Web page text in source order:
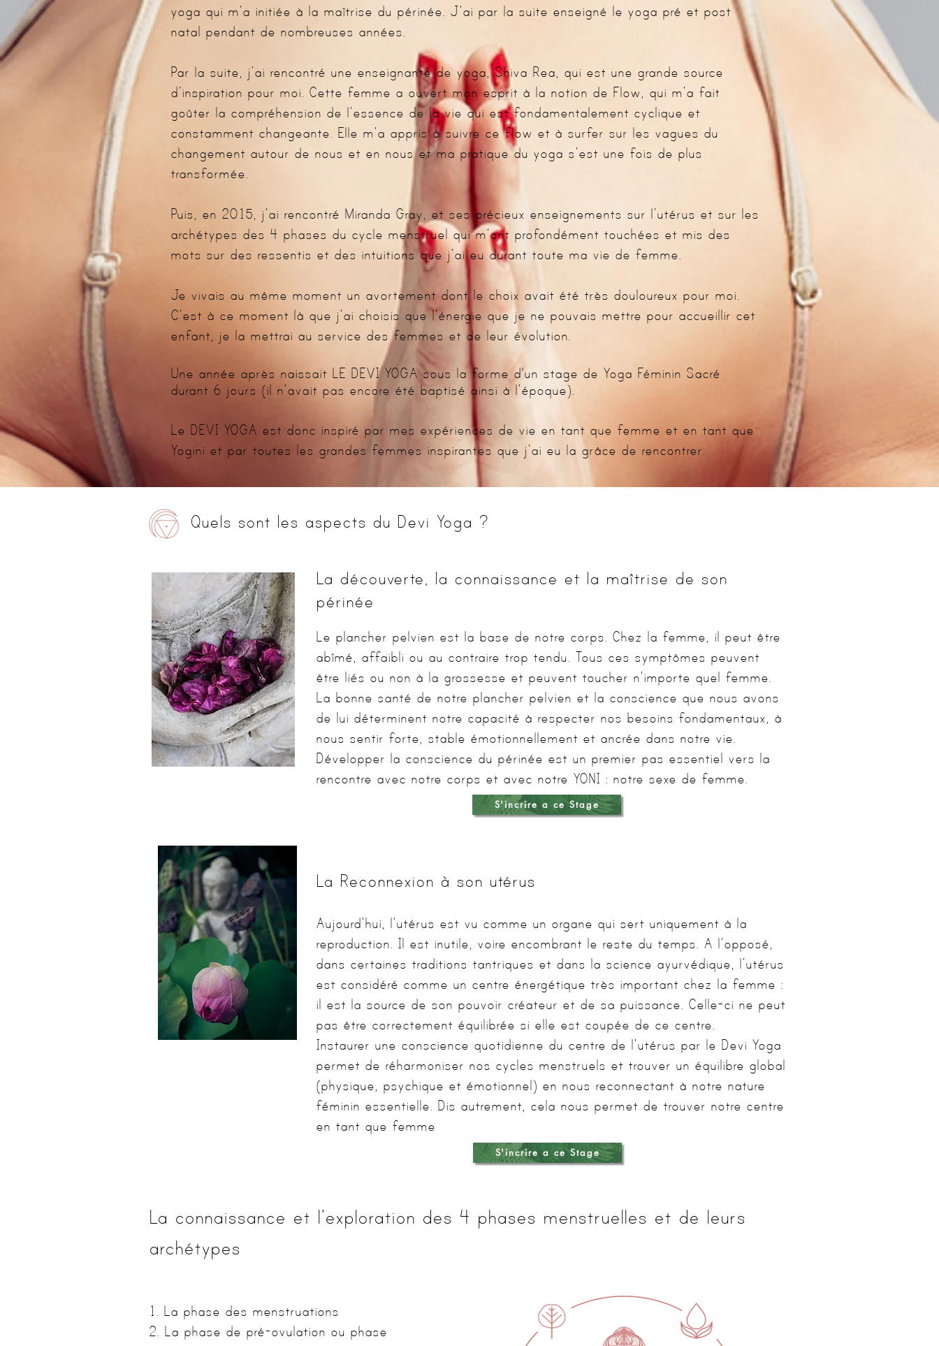
yoga qui m’a initiée à la maîtrise du périnée. J’ai par la suite enseigné le yoga pré et post
natal pendant de nombreuses années.
Par la suite, j’ai rencontré une enseignante de yoga, Shiva Rea, qui est une grande source
d’inspiration pour moi. Cette femme a ouvert mon esprit à la notion de Flow, qui m’a fait
goûter la compréhension de l’essence de la vie qui est fondamentalement cyclique et
constamment changeante. Elle m’a appris à suivre ce flow et à surfer sur les vagues du
changement autour de nous et en nous et ma pratique du yoga s’est une fois de plus
transformée.
Puis, en 2015, j’ai rencontré Miranda Gray, et ses précieux enseignements sur l’utérus et sur les
archétypes des 4 phases du cycle menstruel qui m’ont profondément touchées et mis des
mots sur des ressentis et des intuitions que j’ai eu durant toute ma vie de femme.
Je vivais au même moment un avortement dont le choix avait été très douloureux pour moi.
C’est à ce moment là que j’ai choisis que l’énergie que je ne pouvais mettre pour accueillir cet
enfant, je la mettrai au service des femmes et de leur évolution.
Une année après naissait LE DEVI YOGA sous la forme d'un stage de Yoga Féminin Sacré
durant 6 jours (il n’avait pas encore été baptisé ainsi à l’époque).
Le DEVI YOGA est donc inspiré par mes expériences de vie en tant que femme et en tant que
Yogini et par toutes les grandes femmes inspirantes que j’ai eu la grâce de rencontrer.
Quels sont les aspects du Devi Yoga ?
La découverte, la connaissance et la maîtrise de son
périnée
Le plancher pelvien est la base de notre corps. Chez la femme, il peut être
abîmé, affaibli ou au contraire trop tendu. Tous ces symptômes peuvent
être liés ou non à la grossesse et peuvent toucher n’importe quel femme.
La bonne santé de notre plancher pelvien et la conscience que nous avons
de lui déterminent notre capacité à respecter nos besoins fondamentaux, à
nous sentir forte, stable émotionnellement et ancrée dans notre vie.
Développer la conscience du périnée est un premier pas essentiel vers la
rencontre avec notre corps et avec notre YONI : notre sexe de femme.
La Reconnexion à son utérus
Aujourd’hui, l’utérus est vu comme un organe qui sert uniquement à la
reproduction. Il est inutile, voire encombrant le reste du temps. A l’opposé,
dans certaines traditions tantriques et dans la science ayurvédique, l’utérus
est considéré comme un centre énergétique très important chez la femme :
il est la source de son pouvoir créateur et de sa puissance. Celle-ci ne peut
pas être correctement équilibrée si elle est coupée de ce centre.
Instaurer une conscience quotidienne du centre de l’utérus par le Devi Yoga
permet de réharmoniser nos cycles menstruels et trouver un équilibre global
(physique, psychique et émotionnel) en nous reconnectant à notre nature
féminin essentielle. Dis autrement, cela nous permet de trouver notre centre
en tant que femme
S'incrire a ce Stage
S'incrire a ce Stage
La connaissance et l’exploration des 4 phases menstruelles et de leurs
archétypes
​1. La phase des menstruations
2. La phase de pré-ovulation ou phase